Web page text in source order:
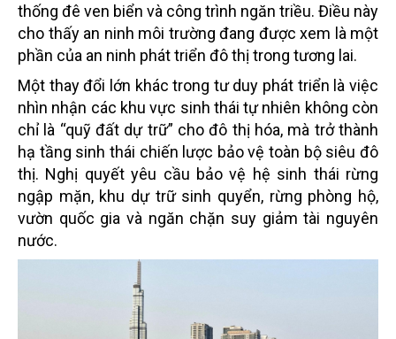
thống đê ven biển và công trình ngăn triều. Điều này
cho thấy an ninh môi trường đang được xem là một
phần của an ninh phát triển đô thị trong tương lai.
Một thay đổi lớn khác trong tư duy phát triển là việc
nhìn nhận các khu vực sinh thái tự nhiên không còn
chỉ là “quỹ đất dự trữ” cho đô thị hóa, mà trở thành
hạ tầng sinh thái chiến lược bảo vệ toàn bộ siêu đô
thị. Nghị quyết yêu cầu bảo vệ hệ sinh thái rừng
ngập mặn, khu dự trữ sinh quyển, rừng phòng hộ,
vườn quốc gia và ngăn chặn suy giảm tài nguyên
nước.